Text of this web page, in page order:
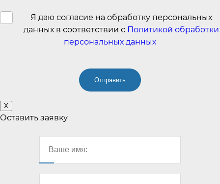
Я даю согласие на обработку персональных
данных в соответствии с Политикой обработки
персональных данных
X
Оставить заявку